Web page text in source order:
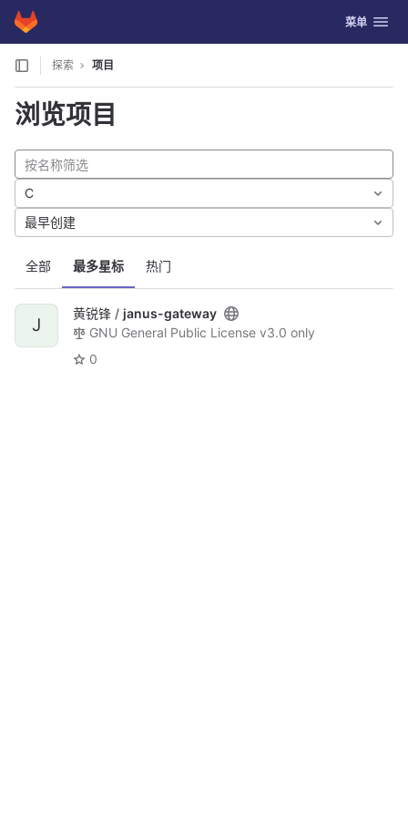
Skip to content
GitLab 切换导航
菜单
探索 项目
浏览项目
全部 最多星标 热门
C
最早创建
J
黄锐锋 / janus-gateway
GNU General Public License v3.0 only
0